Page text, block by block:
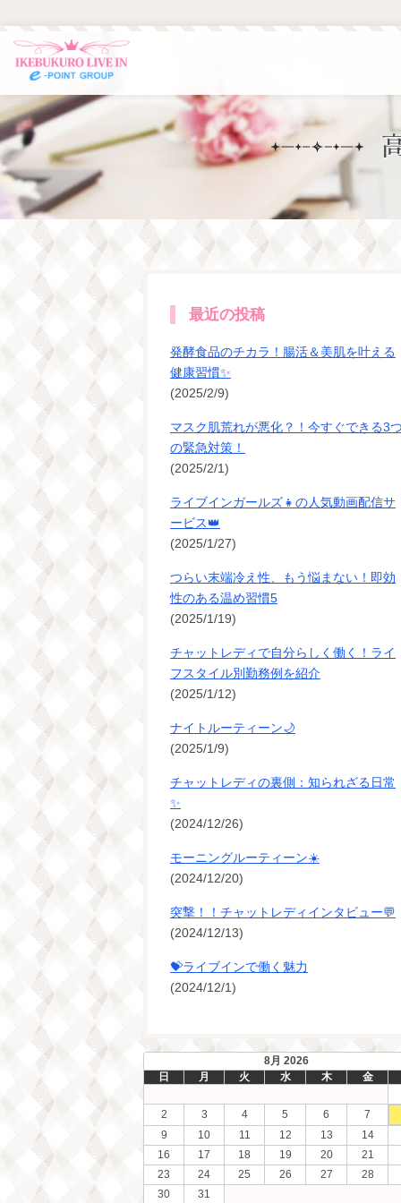
最近の投稿
発酵食品のチカラ！腸活＆美肌を叶える
健康習慣✨
(2025/2/9)
マスク肌荒れが悪化？！今すぐできる3
の緊急対策！
(2025/2/1)
ライブインガールズ👧の人気動画配信サ
ービス👑
(2025/1/27)
つらい末端冷え性、もう悩まない！即効
性のある温め習慣5
(2025/1/19)
チャットレディで自分らしく働く！ライ
フスタイル別勤務例を紹介
(2025/1/12)
ナイトルーティーン🌙
(2025/1/9)
チャットレディの裏側：知られざる日常
✨
(2024/12/26)
モーニングルーティーン☀️
(2024/12/20)
突撃！！チャットレディインタビュー💬
(2024/12/13)
💝ライブインで働く魅力
(2024/12/1)
8月 2026
日
月 火 水 木 金
2 3 4 5 6
7
9
10 11 12 13
14
16
17 18 19 20
21
23
24 25 26 27
28
30
31